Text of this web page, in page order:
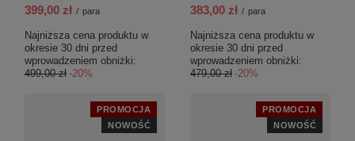
399,00 zł / para
Najniższa cena produktu w
okresie 30 dni przed
wprowadzeniem obniżki:
499,00 zł -20%
383,00 zł / para
Najniższa cena produktu w
okresie 30 dni przed
wprowadzeniem obniżki:
479,00 zł -20%
PROMOCJA
NOWOŚĆ
PROMOCJA
NOWOŚĆ